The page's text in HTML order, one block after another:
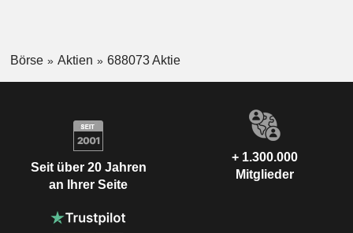
Börse Aktien 688073 Aktie
Seit über 20 Jahren
an Ihrer Seite
+ 1.300.000
Mitglieder